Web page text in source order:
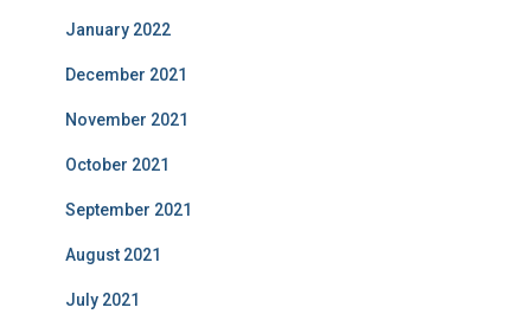
January 2022
December 2021
November 2021
October 2021
September 2021
August 2021
July 2021